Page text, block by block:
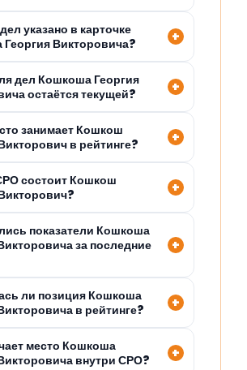
указано в карточке
Викторовича?
дел Кошкоша Георгия
остаётся текущей?
занимает Кошкош
в рейтинге?
состоит Кошкош
показатели Кошкоша
за последние
ли позиция Кошкоша
в рейтинге?
место Кошкоша
внутри СРО?